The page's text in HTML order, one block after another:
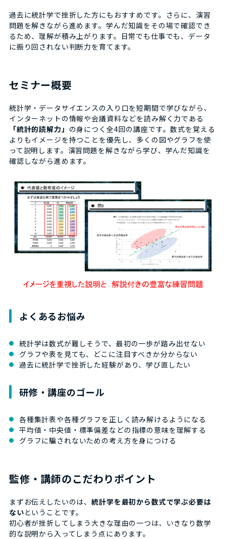
過去に統計学で挫折した方にもおすすめです。さらに、演習
問題を解きながら進めます。学んだ知識をその場で確認でき
るため、理解が積み上がります。日常でも仕事でも、データ
に振り回されない判断力を育てます。
セミナー概要
統計学・データサイエンスの入り口を短期間で学びながら、
インターネットの情報や会議資料などを読み解く力である
「統計的読解力」 の身につく全4回の講座です。数式を覚える
よりもイメージを持つことを優先し、多くの図やグラフを使
って説明します。演習問題を解きながら学び、学んだ知識を
確認しながら進めます。
よくあるお悩み
統計学は数式が難しそうで、最初の一歩が踏み出せない
グラフや表を見ても、どこに注目すべきか分からない
過去に統計学で挫折した経験があり、学び直したい
研修・講座のゴール
各種集計表や各種グラフを正しく読み解けるようになる
平均値・中央値・標準偏差などの指標の意味を理解する
グラフに騙されないための考え方を身につける
監修・講師のこだわりポイント
まずお伝えしたいのは、統計学を最初から数式で学ぶ必要は
ないということです。
初心者が挫折してしまう大きな理由の一つは、いきなり数学
的な説明から入ってしまう点にあります。